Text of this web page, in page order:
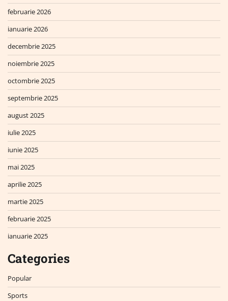
februarie 2026
ianuarie 2026
decembrie 2025
noiembrie 2025
octombrie 2025
septembrie 2025
august 2025
iulie 2025
iunie 2025
mai 2025
aprilie 2025
martie 2025
februarie 2025
ianuarie 2025
Categories
Popular
Sports